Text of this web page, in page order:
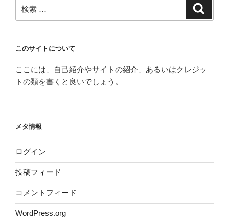
索:
このサイトについて
ここには、自己紹介やサイトの紹介、あるいはクレジッ
トの類を書くと良いでしょう。
メタ情報
ログイン
投稿フィード
コメントフィード
WordPress.org